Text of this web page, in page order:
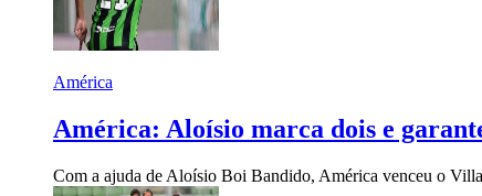
América
América: Aloísio marca dois e
Com a ajuda de Aloísio Boi Bandido, América venceu o